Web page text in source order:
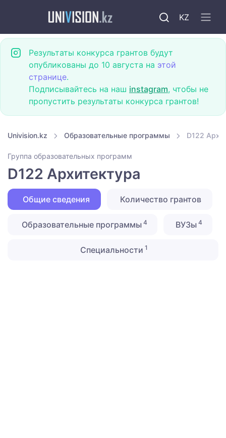
KZ
Результаты конкурса грантов будут
опубликованы до 10 августа на этой
странице.
Подписывайтесь на наш instagram, чтобы не
пропустить результаты конкурса грантов!
Univision.kz Образовательные программы D122
Группа образовательных программ
D122 Архитектура
Общие сведения Количество грантов
Образовательные программы 4 ВУЗы 4
Специальности 1